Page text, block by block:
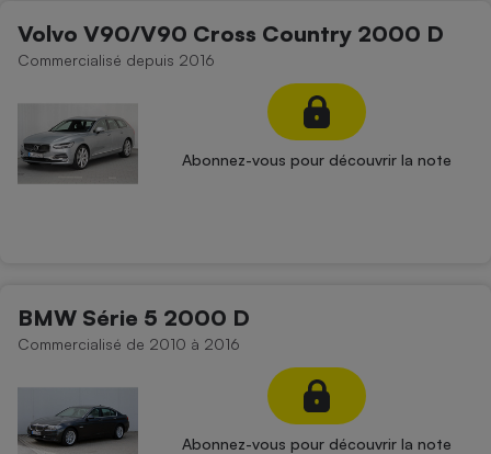
Volvo V90/V90 Cross Country 2000 D
Commercialisé depuis 2016
Abonnez-vous pour découvrir la note
BMW Série 5 2000 D
Commercialisé de 2010 à 2016
Abonnez-vous pour découvrir la note